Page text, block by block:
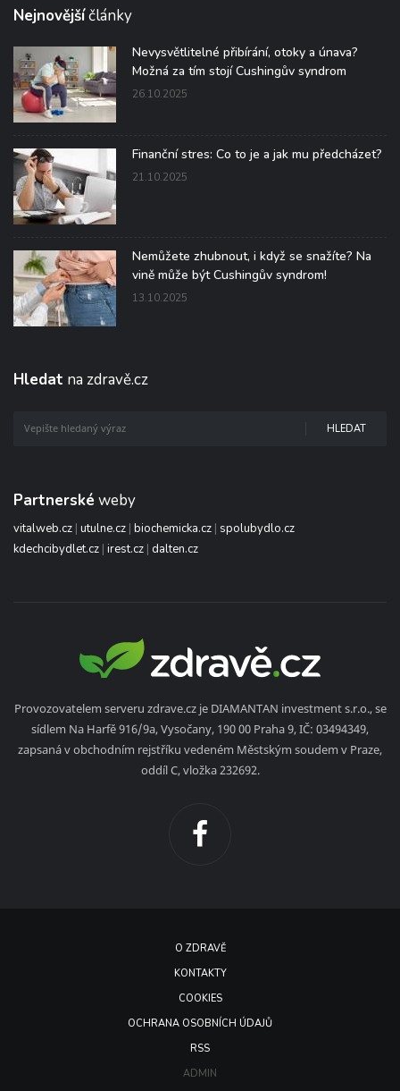
Nejnovějšíčlánky
Nevysvětlitelné přibírání, otoky a únava?
Možná za tím stojí Cushingův syndrom
26.10.2025
Finanční stres: Co to je a jak mu předcházet?
21.10.2025
Nemůžete zhubnout, i když se snažíte? Na
vině může být Cushingův syndrom!
13.10.2025
Hledat na zdravě.cz
HLEDAT
Partnerské weby
vitalweb.cz | utulne.cz | biochemicka.cz | spolubydlo.cz
kdechcibydlet.cz | irest.cz | dalten.cz
Provozovatelem serveru zdrave.cz je DIAMANTAN investment s.r.o., se
sídlem Na Harfě 916/9a, Vysočany, 190 00 Praha 9, IČ: 03494349,
zapsaná v obchodním rejstříku vedeném Městským soudem v Praze,
oddíl C, vložka 232692.
O ZDRAVĚ
KONTAKTY
COOKIES
OCHRANA OSOBNÍCH ÚDAJŮ
RSS
ADMIN